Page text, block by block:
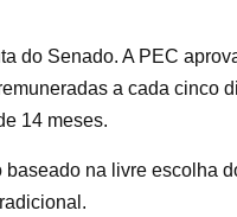
do Senado. A PEC
a cada cinco
14 meses.
na livre escolha